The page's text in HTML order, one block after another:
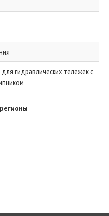
гидравлических тележек с